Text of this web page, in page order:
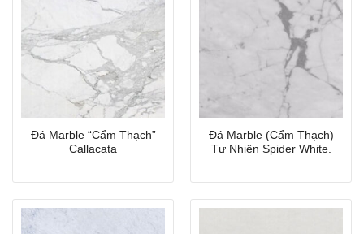
Đá Marble “Cẩm Thạch”
Callacata
Đá Marble (Cẩm Thạch)
Tự Nhiên Spider White.